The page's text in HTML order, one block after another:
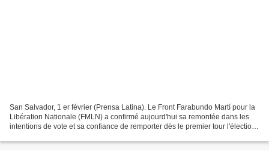
San Salvador, 1 er février (Prensa Latina). Le Front Farabundo Martí pour la
Libération Nationale (FMLN) a confirmé aujourd'hui sa remontée dans les
intentions de vote et sa confiance de remporter dès le premier tour l'élection